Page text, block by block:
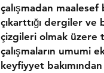
çalışmadan
çıkarttığı dergiler ve
çizgileri olmak üzere
çalışmaların umumi
keyfiyyet